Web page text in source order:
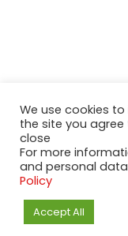
We use cookies
the site you
close
For more
and personal
Policy
Accept All